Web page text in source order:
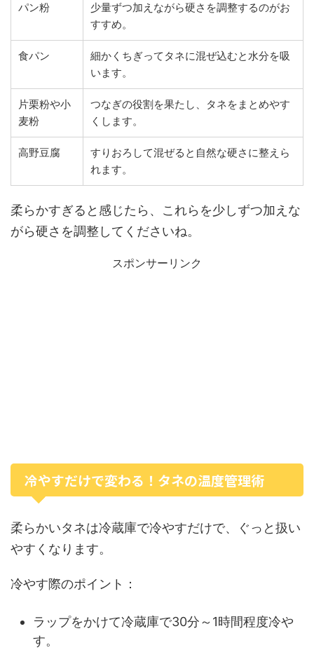
パン粉
少量ずつ加えながら硬さを調整するのがお
すすめ。
食パン
細かくちぎってタネに混ぜ込むと水分を吸
います。
片栗粉や小
麦粉
つなぎの役割を果たし、タネをまとめやす
くします。
高野豆腐
すりおろして混ぜると自然な硬さに整えら
れます。
柔らかすぎると感じたら、これらを少しずつ加えな
がら硬さを調整してくださいね。
スポンサーリンク
冷やすだけで変わる！タネの温度管理術
柔らかいタネは冷蔵庫で冷やすだけで、ぐっと扱い
やすくなります。
冷やす際のポイント：
ラップをかけて冷蔵庫で30分～1時間程度冷や
す。